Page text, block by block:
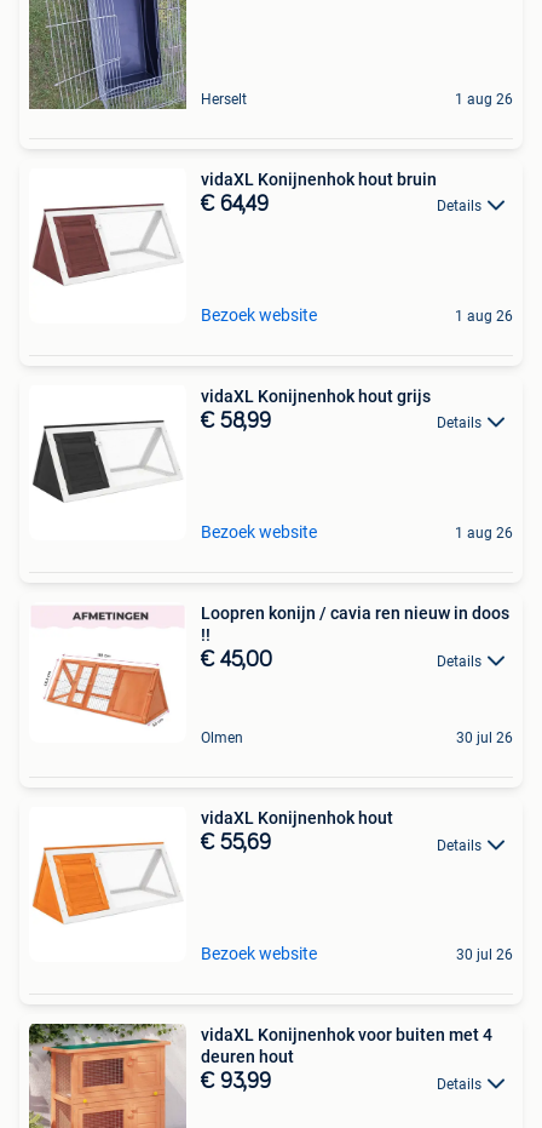
Herselt 1 aug 26
vidaXL Konijnenhok hout bruin
€ 64,49 Details
Bezoek website 1 aug 26
vidaXL Konijnenhok hout grijs
€ 58,99 Details
Bezoek website 1 aug 26
Loopren konijn / cavia ren nieuw in doos
!!
€ 45,00 Details
Olmen 30 jul 26
vidaXL Konijnenhok hout
€ 55,69 Details
Bezoek website 30 jul 26
vidaXL Konijnenhok voor buiten met 4
deuren hout
€ 93,99 Details